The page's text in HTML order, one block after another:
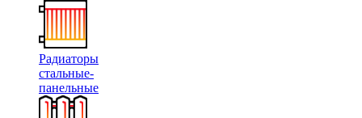
Радиаторы
стальные-
панельные